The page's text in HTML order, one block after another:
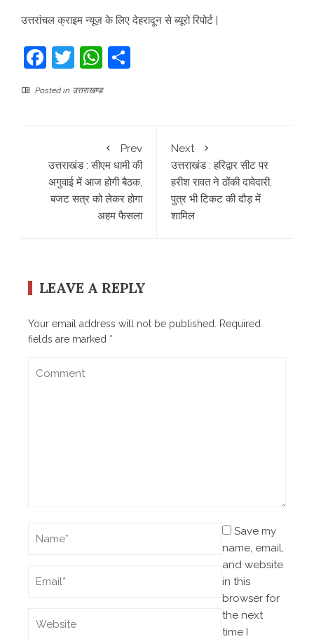
उत्तरांचल क्राइम न्यूज़ के लिए देहरादून से ब्यूरो रिपोर्ट |
Facebook
TwitterWhatsApp
Posted in उत्तराखण्ड
Prev
उत्तराखंड : सीएम धामी की
अगुवाई में आज होगी बैठक,
बजट सत्र को लेकर होगा
अहम फैसला
Next
उत्तराखंड : हरिद्वार सीट पर
हरीश रावत ने ठोंकी दावेदारी,
पुत्र भी टिकट की दौड़ में
शामिल
LEAVE A REPLY
Your email address will not be published.
Required
fields are marked *
Save my
name, email,
and website
in this
browser for
the next
time I